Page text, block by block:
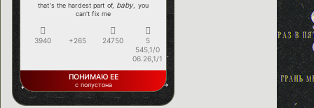
that's the hardest part of, baby, you
can't fix me
3940 +265 24750
5
545,1/0
06.26,1/1
ПОНИМАЮ ЕЕ
с полустона